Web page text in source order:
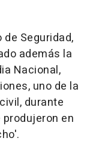
Seguridad,
además la
Nacional,
uno de la
durante
en